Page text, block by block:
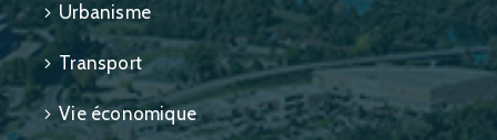
Urbanisme
Transport
Vie économique